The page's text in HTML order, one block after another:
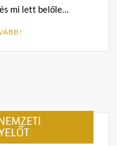
mi lett belőle…